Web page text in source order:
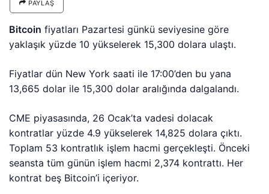
PAYLAŞ
Bitcoin fiyatları Pazartesi günkü seviyesine göre
yaklaşık yüzde 10 yükselerek 15,300 dolara ulaştı.
Fiyatlar dün New York saati ile 17:00’den bu yana
13,665 dolar ile 15,300 dolar aralığında dalgalandı.
CME piyasasında, 26 Ocak’ta vadesi dolacak
kontratlar yüzde 4.9 yükselerek 14,825 dolara çıktı.
Toplam 53 kontratlık işlem hacmi gerçekleşti. Önceki
seansta tüm günün işlem hacmi 2,374 kontrattı. Her
kontrat beş Bitcoin’i içeriyor.